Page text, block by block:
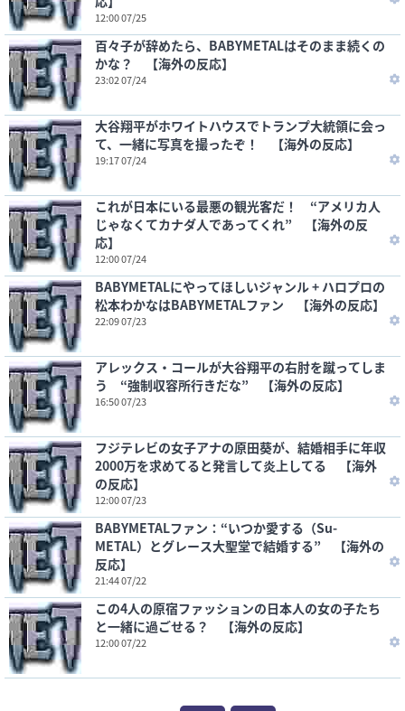
12:00 07/25
百々子が辞めたら、BABYMETALはそのまま続くの
かな？ 【海外の反応】
23:02 07/24
大谷翔平がホワイトハウスでトランプ大統領に会っ
て、一緒に写真を撮ったぞ！ 【海外の反応】
19:17 07/24
これが日本にいる最悪の観光客だ！ “アメリカ人
じゃなくてカナダ人であってくれ” 【海外の反
応】
12:00 07/24
BABYMETALにやってほしいジャンル + ハロプロの
松本わかなはBABYMETALファン 【海外の反応】
22:09 07/23
アレックス・コールが大谷翔平の右肘を蹴ってしま
う “強制収容所行きだな” 【海外の反応】
16:50 07/23
フジテレビの女子アナの原田葵が、結婚相手に年収
2000万を求めてると発言して炎上してる 【海外
の反応】
12:00 07/23
BABYMETALファン：“いつか愛する（Su-
METAL）とグレース大聖堂で結婚する” 【海外の
反応】
21:44 07/22
この4人の原宿ファッションの日本人の女の子たち
と一緒に過ごせる？ 【海外の反応】
12:00 07/22